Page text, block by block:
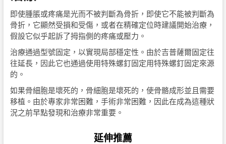
即使腫脹或疼痛是光而不被判斷為骨折，即使它不能被判斷為
骨折，它顯然受損和受傷，或者在精確定位時建議開始治療，
假設它似乎起訴了拇指側的疼痛或壓力。
治療通過型號固定，以實現局部穩定性。由於吉普薩爾固定往
往延長，因此它也通過使用特殊螺釘固定用特殊螺釘固定來源
的。
如果骨細胞是壞死的，骨細胞是壞死的，使骨骼成形並且需要
移植。由於專家非常困難，手術非常困難，因此在成為這種狀
況之前早點發現和治療非常重要。
延伸推薦